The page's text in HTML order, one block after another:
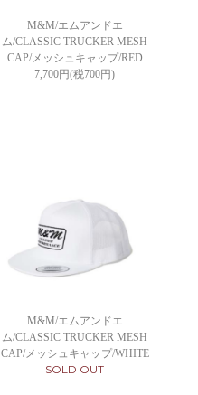
M&M/エムアンドエ
ム/CLASSIC TRUCKER MESH
CAP/メッシュキャップ/RED
7,700円(税700円)
M&M/エムアンドエ
ム/CLASSIC TRUCKER MESH
CAP/メッシュキャップ/WHITE
SOLD OUT